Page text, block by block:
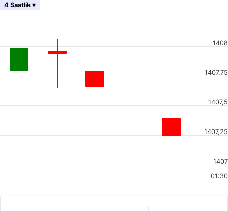
4 Saatlik ▾
01:30
1407
1407,25
1407,5
1407,75
1408